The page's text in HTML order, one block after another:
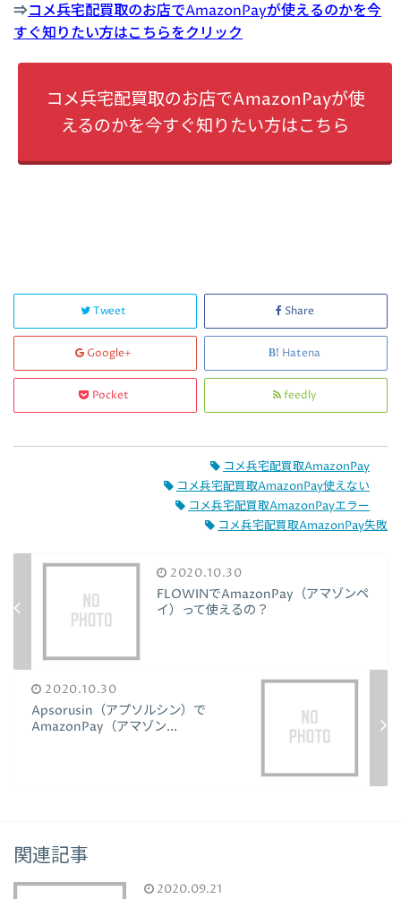
⇒コメ兵宅配買取のお店でAmazonPayが使えるのかを今
すぐ知りたい方はこちらをクリック
コメ兵宅配買取のお店でAmazonPayが使
えるのかを今すぐ知りたい方はこちら
Tweet Share
Google+ Hatena
Pocket feedly
コメ兵宅配買取AmazonPay
コメ兵宅配買取AmazonPay使えない
コメ兵宅配買取AmazonPayエラー
コメ兵宅配買取AmazonPay失敗
2020.10.30
FLOWINでAmazonPay（アマゾンペ
イ）って使えるの？
2020.10.30
Apsorusin（アプソルシン）で
AmazonPay（アマゾン...
関連記事
2020.09.21